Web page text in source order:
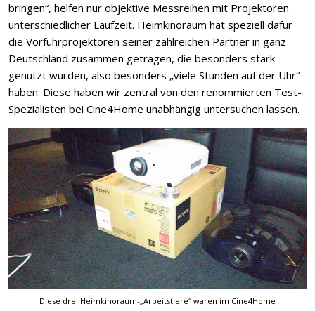
bringen“, helfen nur objektive Messreihen mit Projektoren
unterschiedlicher Laufzeit. Heimkinoraum hat speziell dafür
die Vorführprojektoren seiner zahlreichen Partner in ganz
Deutschland zusammen getragen, die besonders stark
genutzt wurden, also besonders „viele Stunden auf der Uhr“
haben. Diese haben wir zentral von den renommierten Test-
Spezialisten bei Cine4Home unabhängig untersuchen lassen.
Diese drei Heimkinoraum-„Arbeitstiere“ waren im Cine4Home